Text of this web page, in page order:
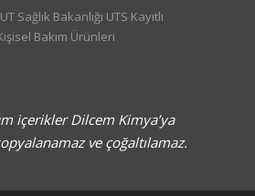
Sağlık Bakanlığı UTS Kayıtlı
Bakım Ürünleri
içerikler Dilcem Kimya’ya
ve çoğaltılamaz.